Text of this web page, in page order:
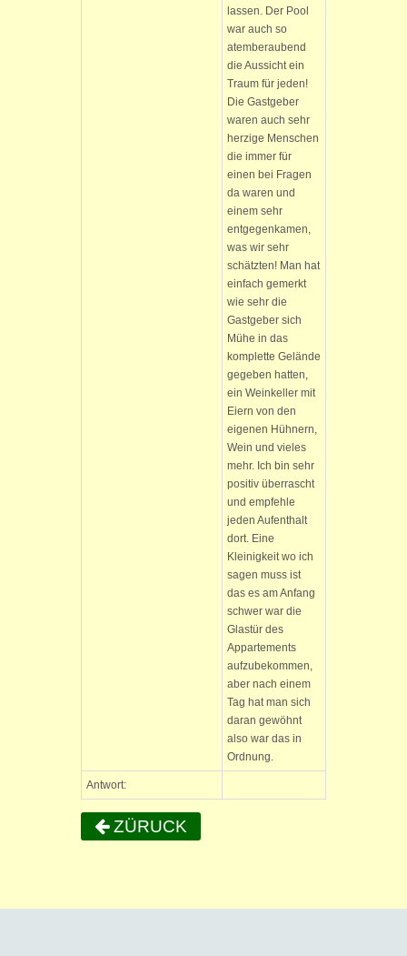
lassen. Der Pool
war auch so
atemberaubend
die Aussicht ein
Traum für jeden!
Die Gastgeber
waren auch sehr
herzige Menschen
die immer für
einen bei Fragen
da waren und
einem sehr
entgegenkamen,
was wir sehr
schätzten! Man hat
einfach gemerkt
wie sehr die
Gastgeber sich
Mühe in das
komplette Gelände
gegeben hatten,
ein Weinkeller mit
Eiern von den
eigenen Hühnern,
Wein und vieles
mehr. Ich bin sehr
positiv überrascht
und empfehle
jeden Aufenthalt
dort. Eine
Kleinigkeit wo ich
sagen muss ist
das es am Anfang
schwer war die
Glastür des
Appartements
aufzubekommen,
aber nach einem
Tag hat man sich
daran gewöhnt
also war das in
Ordnung.
Antwort:
ZÜRUCK